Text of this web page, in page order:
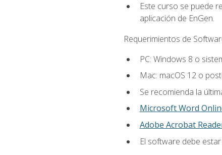
Este curso se puede
aplicación de EnGen.
Requerimientos de
PC: Windows 8 o
Mac: macOS 12 o
Se recomienda la
Microsoft Word
Adobe Acrobat
El software debe